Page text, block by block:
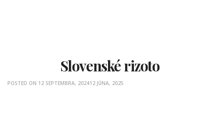
Slovenské rizoto
POSTED ON 12 SEPTEMBRA, 202412 JÚNA, 2025